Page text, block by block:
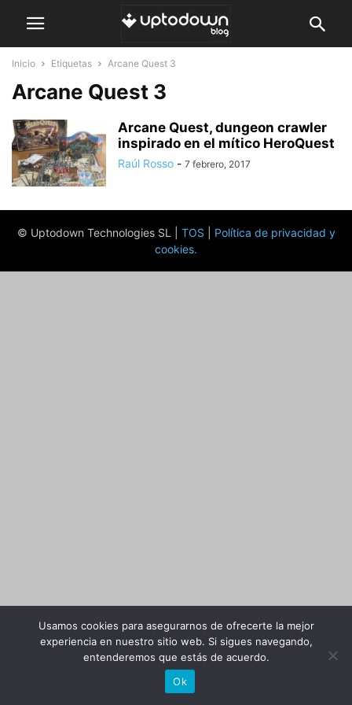
Inicio Etiquetas Arcane Quest 3
Arcane Quest 3
Arcane Quest, dungeon crawler
inspirado en el mítico HeroQuest
Raúl Rosso - 7 febrero, 2017
© Uptodown Technologies SL | TOS
Política de privacidad y
cookies.
Usamos cookies para asegurarnos de ofrecerte la mejor
experiencia en nuestro sitio web. Si sigues navegando,
entenderemos que estás de acuerdo.
Ok